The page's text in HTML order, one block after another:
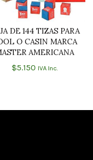
AÑADIR AL CARRITO
DE 144 TIZAS PARA
O CASIN MARCA
AMERICANA
$5.150 IVA Inc.